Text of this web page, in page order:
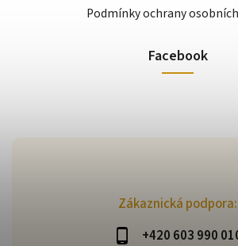
Zákaznická podpora:
+420 603 990
Podmínky ochrany
Facebook